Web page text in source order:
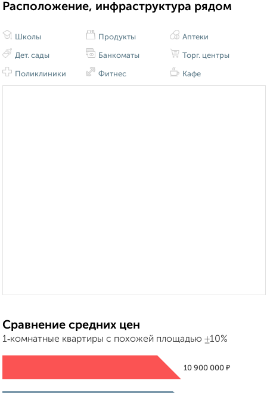
Расположение, инфраструктура рядом
Школы
Дет. сады
Поликлиники
Продукты
Банкоматы
Фитнес
Аптеки
Торг. центры
Кафе
Сравнение средних цен
1‑комнатные квартиры с похожей площадью ±10%
10 900 000 ₽